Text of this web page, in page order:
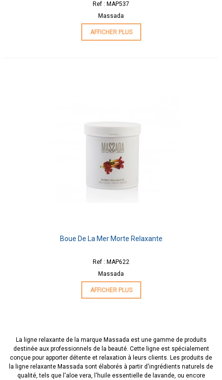
Ref : MAP537
Massada
AFFICHER PLUS
Boue De La Mer Morte Relaxante
Ref : MAP622
Massada
AFFICHER PLUS
La ligne relaxante de la marque Massada est une gamme de produits
destinée aux professionnels de la beauté. Cette ligne est spécialement
conçue pour apporter détente et relaxation à leurs clients. Les produits de
la ligne relaxante Massada sont élaborés à partir d'ingrédients naturels de
qualité, tels que l'aloe vera, l'huile essentielle de lavande, ou encore